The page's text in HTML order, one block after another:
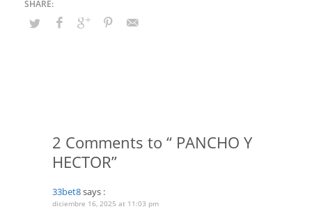
2 Comments to “ PANCHO Y
HECTOR”
33bet8says :
diciembre 16, 2025 at 11:03 pm